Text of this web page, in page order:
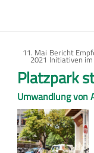
Gärtnern
11. Mai
2021
Art
des
Artikels
Bericht
Initiativen
Platzpark
Umwandlung von
Bild